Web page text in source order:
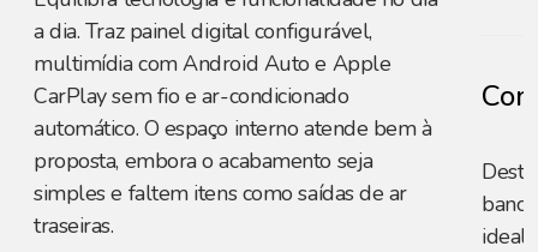
a dia. Traz painel digital configurável,
multimídia com Android Auto e Apple
CarPlay sem fio e ar-condicionado
automático. O espaço interno atende bem à
proposta, embora o acabamento seja
simples e faltem itens como saídas de ar
traseiras.
ideal